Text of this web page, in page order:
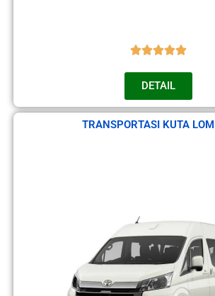
DETAIL
TRANSPORTASI KUTA